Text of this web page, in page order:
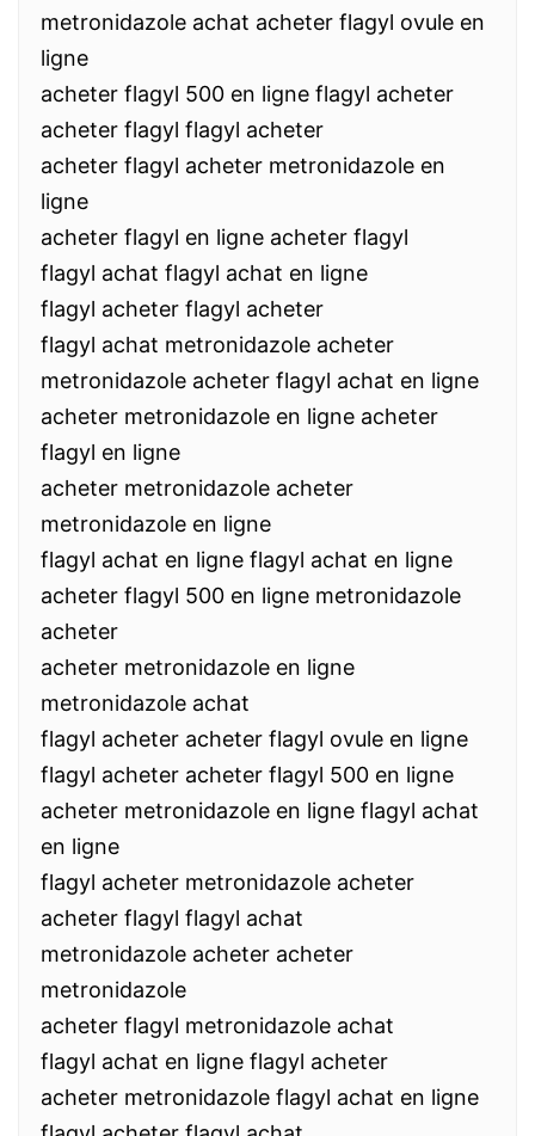
metronidazole achat acheter flagyl ovule en
ligne
acheter flagyl 500 en ligne flagyl acheter
acheter flagyl flagyl acheter
acheter flagyl acheter metronidazole en
ligne
acheter flagyl en ligne acheter flagyl
flagyl achat flagyl achat en ligne
flagyl acheter flagyl acheter
flagyl achat metronidazole acheter
metronidazole acheter flagyl achat en ligne
acheter metronidazole en ligne acheter
flagyl en ligne
acheter metronidazole acheter
metronidazole en ligne
flagyl achat en ligne flagyl achat en ligne
acheter flagyl 500 en ligne metronidazole
acheter
acheter metronidazole en ligne
metronidazole achat
flagyl acheter acheter flagyl ovule en ligne
flagyl acheter acheter flagyl 500 en ligne
acheter metronidazole en ligne flagyl achat
en ligne
flagyl acheter metronidazole acheter
acheter flagyl flagyl achat
metronidazole acheter acheter
metronidazole
acheter flagyl metronidazole achat
flagyl achat en ligne flagyl acheter
acheter metronidazole flagyl achat en ligne